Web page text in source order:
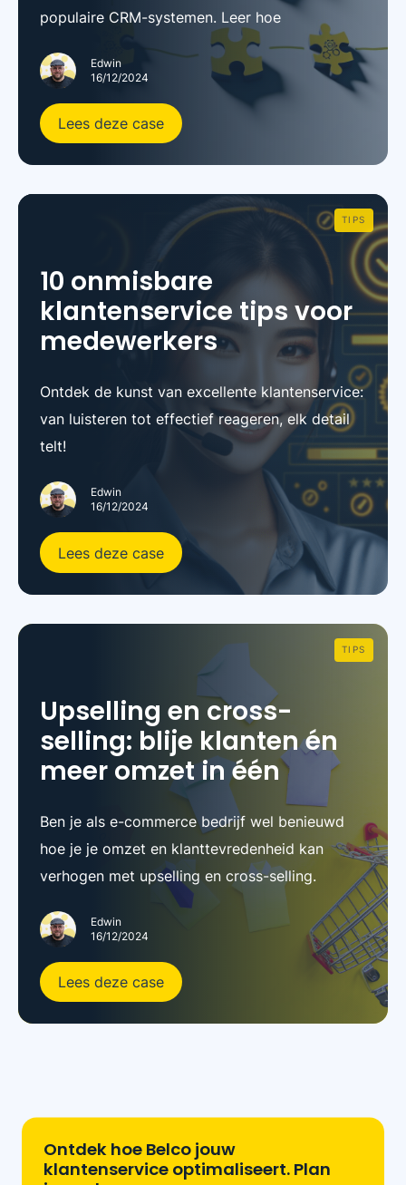
populaire CRM-systemen. Leer hoe
Edwin
16/12/2024
Lees deze case
TIPS
10 onmisbare
klantenservice tips voor
medewerkers
Ontdek de kunst van excellente klantenservice:
van luisteren tot effectief reageren, elk detail
telt!
Edwin
16/12/2024
Lees deze case
TIPS
Upselling en cross-
selling: blije klanten én
meer omzet in één
Ben je als e-commerce bedrijf wel benieuwd
hoe je je omzet en klanttevredenheid kan
verhogen met upselling en cross-selling.
Edwin
16/12/2024
Lees deze case
Ontdek hoe Belco jouw
klantenservice optimaliseert. Plan